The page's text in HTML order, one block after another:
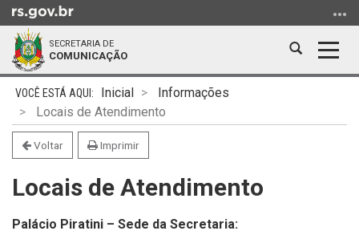
para
conteúdo
menu
para
busca
SECRETARIA DE
COMUNICAÇÃO
Abrir
Início
conteúdo
Inicial
Informações
Locais de Atendimento
Voltar Imprimir
Locais de Atendimento
Palácio Piratini – Sede da Secretaria: